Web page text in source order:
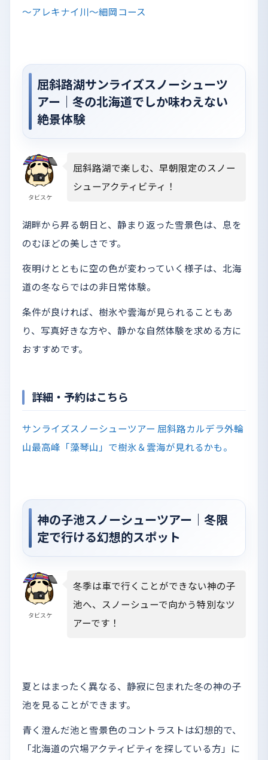
～アレキナイ川～細岡コース
屈斜路湖サンライズスノーシューツ
アー｜冬の北海道でしか味わえない
絶景体験
タビスケ
屈斜路湖で楽しむ、早朝限定のスノー
シューアクティビティ！
湖畔から昇る朝日と、静まり返った雪景色は、息を
のむほどの美しさです。
夜明けとともに空の色が変わっていく様子は、北海
道の冬ならではの非日常体験。
条件が良ければ、樹氷や雲海が見られることもあ
り、写真好きな方や、静かな自然体験を求める方に
おすすめです。
詳細・予約はこちら
サンライズスノーシューツアー 屈斜路カルデラ外輪
山最高峰「藻琴山」で樹氷＆雲海が見れるかも。
神の子池スノーシューツアー｜冬限
定で行ける幻想的スポット
タビスケ
冬季は車で行くことができない神の子
池へ、スノーシューで向かう特別なツ
アーです！
夏とはまったく異なる、静寂に包まれた冬の神の子
池を見ることができます。
青く澄んだ池と雪景色のコントラストは幻想的で、
「北海道の穴場アクティビティを探している方」に